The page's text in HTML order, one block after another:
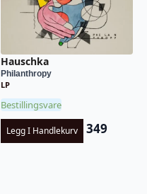
Hauschka
Philanthropy
LP
Bestillingsvare
Legg I Handlekurv 349